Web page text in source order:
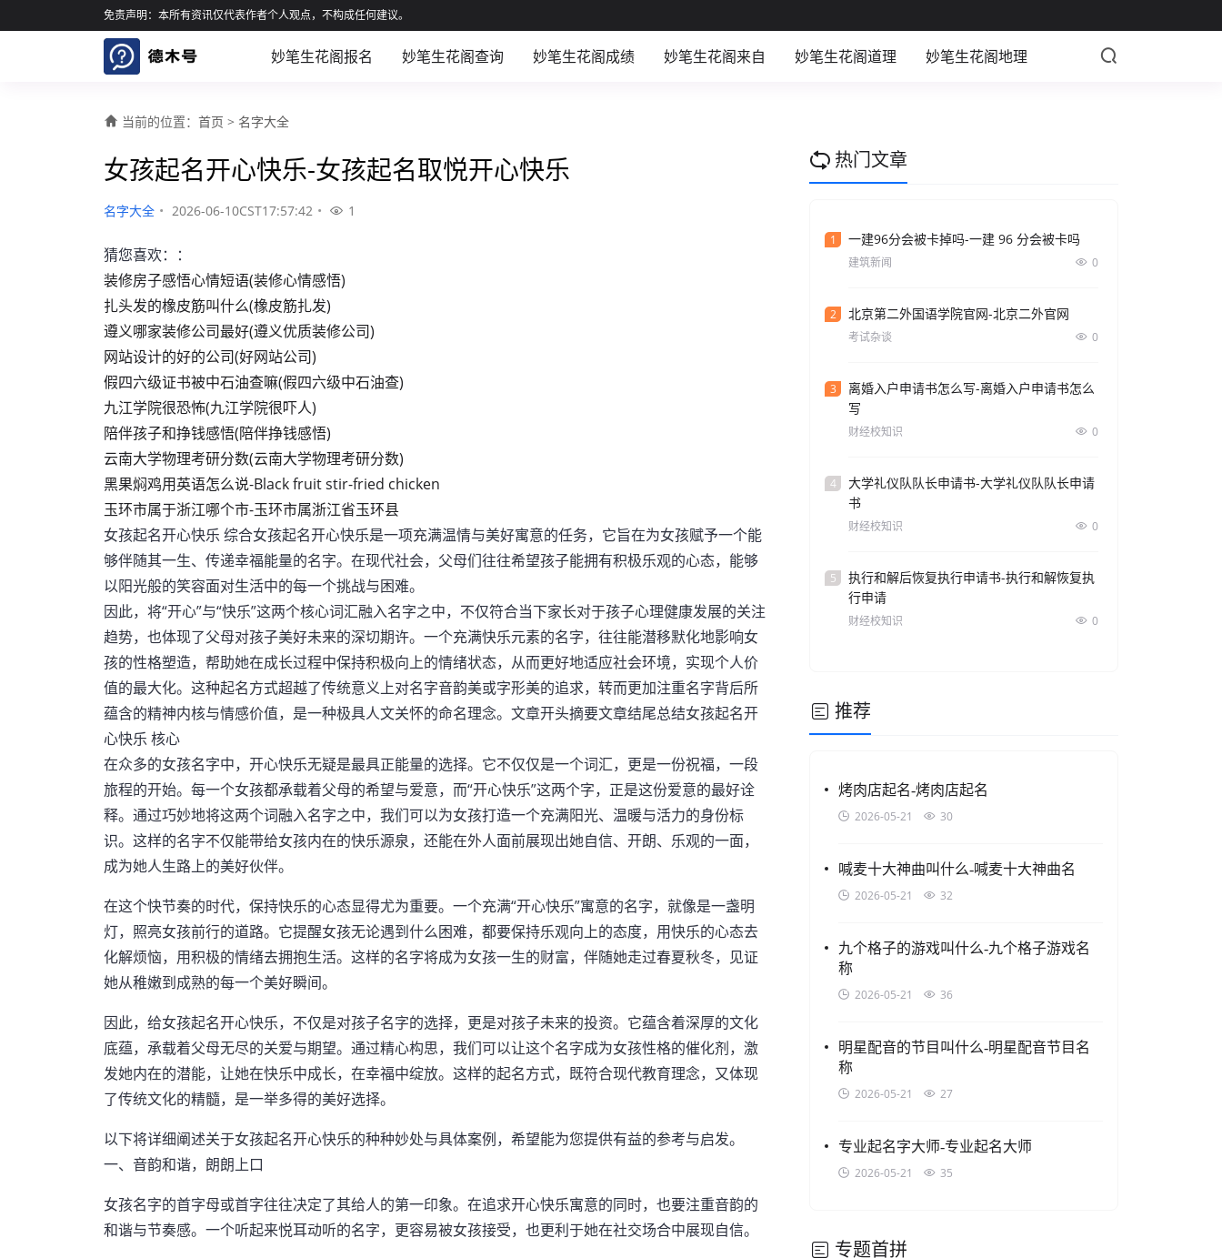
免责声明：本所有资讯仅代表作者个人观点，不构成任何建议。
妙笔生花阁报名 妙笔生花阁查询 妙笔生花阁成绩 妙笔生花阁来自 妙笔生花阁道理 妙笔生花阁地理
当前的位置： 首页 > 名字大全
女孩起名开心快乐-女孩起名取悦开心快乐
名字大全 • 2026-06-10CST17:57:42 • 1
猜您喜欢：：
装修房子感悟心情短语(装修心情感悟)
扎头发的橡皮筋叫什么(橡皮筋扎发)
遵义哪家装修公司最好(遵义优质装修公司)
网站设计的好的公司(好网站公司)
假四六级证书被中石油查嘛(假四六级中石油查)
九江学院很恐怖(九江学院很吓人)
陪伴孩子和挣钱感悟(陪伴挣钱感悟)
云南大学物理考研分数(云南大学物理考研分数)
黑果焖鸡用英语怎么说-Black fruit stir-fried chicken
玉环市属于浙江哪个市-玉环市属浙江省玉环县
女孩起名开心快乐 综合女孩起名开心快乐是一项充满温情与美好寓意的任务，它旨在为女孩赋予一个能
够伴随其一生、传递幸福能量的名字。在现代社会，父母们往往希望孩子能拥有积极乐观的心态，能够
以阳光般的笑容面对生活中的每一个挑战与困难。
因此，将“开心”与“快乐”这两个核心词汇融入名字之中，不仅符合当下家长对于孩子心理健康发展的关注
趋势，也体现了父母对孩子美好未来的深切期许。一个充满快乐元素的名字，往往能潜移默化地影响女
孩的性格塑造，帮助她在成长过程中保持积极向上的情绪状态，从而更好地适应社会环境，实现个人价
值的最大化。这种起名方式超越了传统意义上对名字音韵美或字形美的追求，转而更加注重名字背后所
蕴含的精神内核与情感价值，是一种极具人文关怀的命名理念。文章开头摘要文章结尾总结女孩起名开
心快乐 核心
在众多的女孩名字中，开心快乐无疑是最具正能量的选择。它不仅仅是一个词汇，更是一份祝福，一段
旅程的开始。每一个女孩都承载着父母的希望与爱意，而“开心快乐”这两个字，正是这份爱意的最好诠
释。通过巧妙地将这两个词融入名字之中，我们可以为女孩打造一个充满阳光、温暖与活力的身份标
识。这样的名字不仅能带给女孩内在的快乐源泉，还能在外人面前展现出她自信、开朗、乐观的一面，
成为她人生路上的美好伙伴。
在这个快节奏的时代，保持快乐的心态显得尤为重要。一个充满“开心快乐”寓意的名字，就像是一盏明
灯，照亮女孩前行的道路。它提醒女孩无论遇到什么困难，都要保持乐观向上的态度，用快乐的心态去
化解烦恼，用积极的情绪去拥抱生活。这样的名字将成为女孩一生的财富，伴随她走过春夏秋冬，见证
她从稚嫩到成熟的每一个美好瞬间。
因此，给女孩起名开心快乐，不仅是对孩子名字的选择，更是对孩子未来的投资。它蕴含着深厚的文化
底蕴，承载着父母无尽的关爱与期望。通过精心构思，我们可以让这个名字成为女孩性格的催化剂，激
发她内在的潜能，让她在快乐中成长，在幸福中绽放。这样的起名方式，既符合现代教育理念，又体现
了传统文化的精髓，是一举多得的美好选择。
以下将详细阐述关于女孩起名开心快乐的种种妙处与具体案例，希望能为您提供有益的参考与启发。
一、音韵和谐，朗朗上口
女孩名字的首字母或首字往往决定了其给人的第一印象。在追求开心快乐寓意的同时，也要注重音韵的
和谐与节奏感。一个听起来悦耳动听的名字，更容易被女孩接受，也更利于她在社交场合中展现自信。
热门文章
1 一建96分会被卡掉吗-一建 96 分会被卡吗
建筑新闻 0
2 北京第二外国语学院官网-北京二外官网
考试杂谈 0
3
离婚入户申请书怎么写-离婚入户申请书怎么
写
财经校知识 0
4
大学礼仪队队长申请书-大学礼仪队队长申请
书
财经校知识 0
5
执行和解后恢复执行申请书-执行和解恢复执
行申请
财经校知识 0
推荐
烤肉店起名-烤肉店起名
2026-05-21
30
喊麦十大神曲叫什么-喊麦十大神曲名
2026-05-21
32
九个格子的游戏叫什么-九个格子游戏名
称
2026-05-21
36
明星配音的节目叫什么-明星配音节目名
称
2026-05-21
27
专业起名字大师-专业起名大师
2026-05-21
35
专题首拼